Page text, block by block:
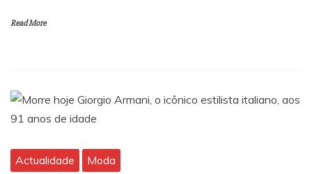
Read More
Actualidade Moda